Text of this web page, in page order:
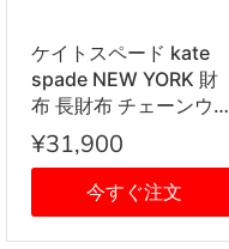
ケイトスペード kate
spade NEW YORK 財
布 長財布 チェーンウォ
レット フラップ
PWRU7201 001 ブラッ
¥31,900
今すぐ注文